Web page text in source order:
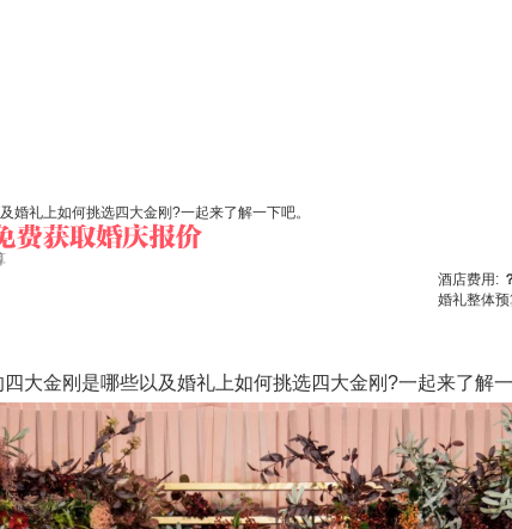
礼上如何挑选四大金刚?一起来了解一下吧。
酒店费用:
婚礼整体
金刚是哪些以及婚礼上如何挑选四大金刚?一起来了解